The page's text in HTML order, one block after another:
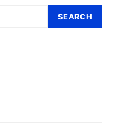
SEARCH